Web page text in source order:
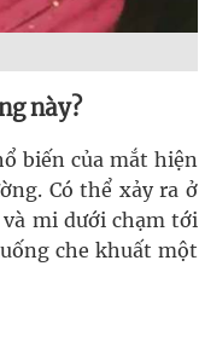
này?
biến của mắt hiện
Có thể xảy ra ở
mi dưới chạm tới
che khuất một